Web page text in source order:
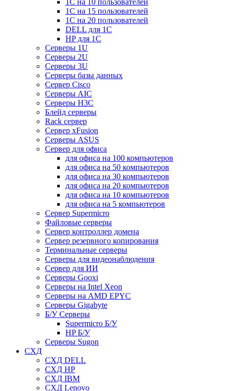
1С на 10 пользователей
1С на 15 пользователей
1С на 20 пользователей
DELL для 1С
HP для 1С
Серверы 1U
Серверы 2U
Серверы 3U
Серверы базы данных
Сервер Cisco
Серверы AIC
Серверы H3C
Блейд серверы
Rack сервер
Сервер xFusion
Серверы ASUS
Сервер для офиса
для офиса на 100 компьютеров
для офиса на 50 компьютеров
для офиса на 30 компьютеров
для офиса на 20 компьютеров
для офиса на 10 компьютеров
для офиса на 5 компьютеров
Сервер Supermicro
Файловые серверы
Сервер контроллер домена
Сервер резервного копирования
Терминальные серверы
Серверы для видеонаблюдения
Сервер для ИИ
Серверы Gooxi
Серверы на Intel Xeon
Серверы на AMD EPYC
Серверы Gigabyte
Б/У Серверы
Supermicro Б/У
HP Б/У
Серверы Sugon
СХД
СХД DELL
СХД HP
СХД IBM
СХД Lenovo